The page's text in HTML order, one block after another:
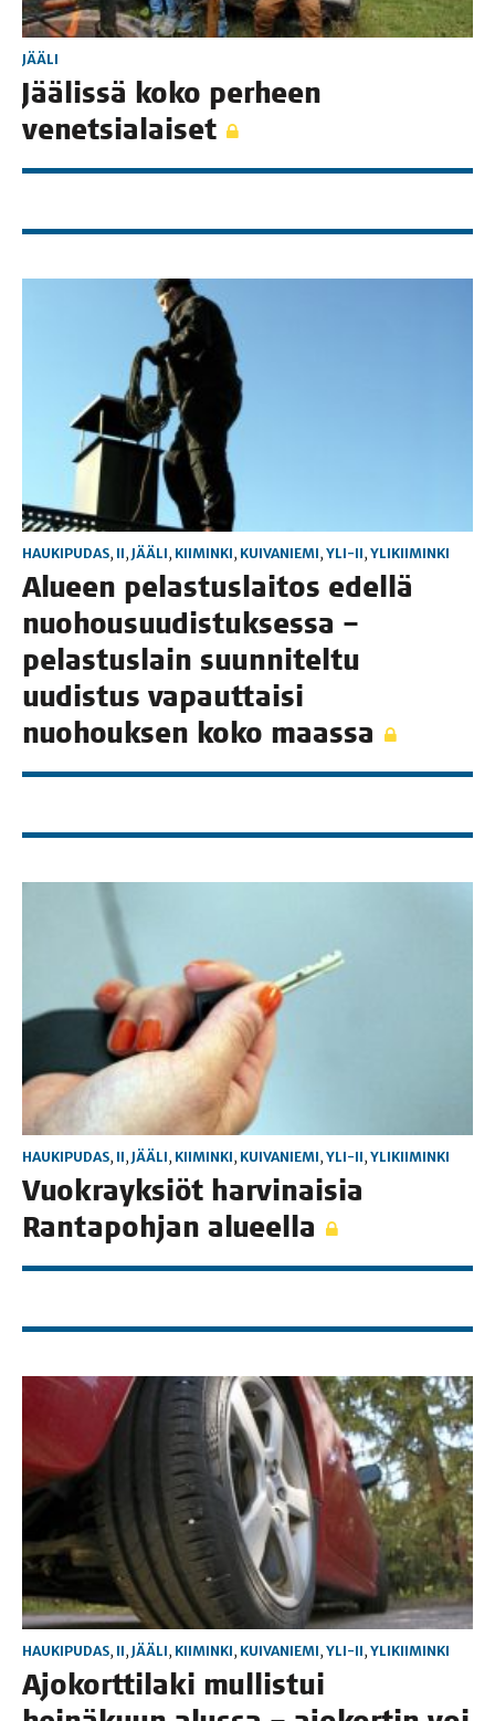
JÄÄLI
Jää­lis­sä koko per­heen
venetsialaiset
HAUKIPUDAS, II, JÄÄLI, KIIMINKI, KUIVANIEMI, YLI-II, YLIKIIMINKI
Alu­een pelas­tus­lai­tos edel­lä
nuo­housuu­dis­tuk­ses­sa –
pelas­tus­lain suun­ni­tel­tu
uudis­tus vapaut­tai­si
nuo­houk­sen koko maassa
HAUKIPUDAS, II, JÄÄLI, KIIMINKI, KUIVANIEMI, YLI-II, YLIKIIMINKI
Vuo­krayk­siöt har­vi­nai­sia
Ran­ta­poh­jan alueella
HAUKIPUDAS, II, JÄÄLI, KIIMINKI, KUIVANIEMI, YLI-II, YLIKIIMINKI
Ajo­kort­ti­la­ki mul­lis­tui